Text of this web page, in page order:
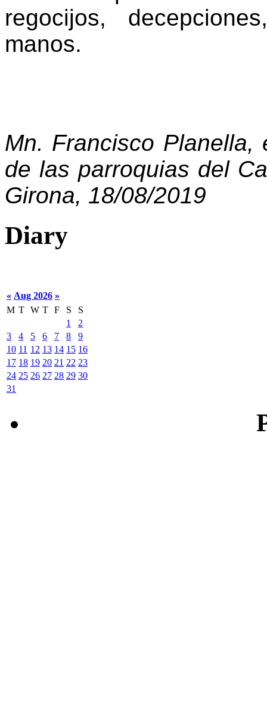
regocijos,
manos.
Mn. Francisco Planella,
de las parroquias del
Girona, 18/08/2019
Diary
« Aug 2026 »
M T W T F S
S
1
2
3
4 5 6 7 8
9
10 11 12 13 14 15 16
17 18 19 20 21 22 23
24 25 26 27 28 29 30
31